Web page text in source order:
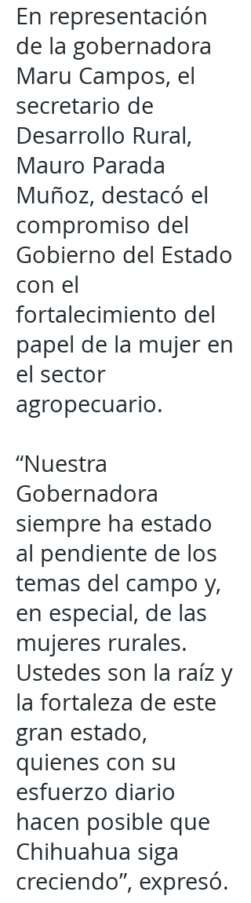
En representación
de la gobernadora
Maru Campos, el
secretario de
Desarrollo Rural,
Mauro Parada
Muñoz, destacó el
compromiso del
Gobierno del Estado
con el
fortalecimiento del
papel de la mujer en
el sector
agropecuario.
“Nuestra
Gobernadora
siempre ha estado
al pendiente de los
temas del campo y,
en especial, de las
mujeres rurales.
Ustedes son la raíz y
la fortaleza de este
gran estado,
quienes con su
esfuerzo diario
hacen posible que
Chihuahua siga
creciendo”, expresó.